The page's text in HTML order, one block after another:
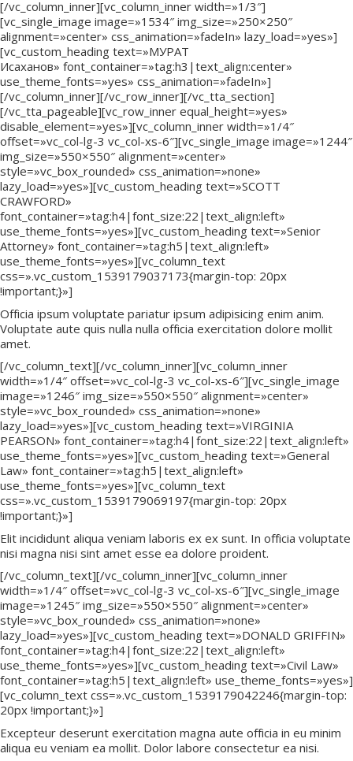
[/vc_column_inner][vc_column_inner width=»1/3″]
[vc_single_image image=»1534″ img_size=»250×250″
alignment=»center» css_animation=»fadeIn» lazy_load=»yes»]
[vc_custom_heading text=»МУРАТ
Исаханов» font_container=»tag:h3|text_align:center»
use_theme_fonts=»yes» css_animation=»fadeIn»]
[/vc_column_inner][/vc_row_inner][/vc_tta_section]
[/vc_tta_pageable][vc_row_inner equal_height=»yes»
disable_element=»yes»][vc_column_inner width=»1/4″
offset=»vc_col-lg-3 vc_col-xs-6″][vc_single_image image=»1244″
img_size=»550×550″ alignment=»center»
style=»vc_box_rounded» css_animation=»none»
lazy_load=»yes»][vc_custom_heading text=»SCOTT
CRAWFORD»
font_container=»tag:h4|font_size:22|text_align:left»
use_theme_fonts=»yes»][vc_custom_heading text=»Senior
Attorney» font_container=»tag:h5|text_align:left»
use_theme_fonts=»yes»][vc_column_text
css=».vc_custom_1539179037173{margin-top: 20px
!important;}»]
Officia ipsum voluptate pariatur ipsum adipisicing enim anim.
Voluptate aute quis nulla nulla officia exercitation dolore mollit
amet.
[/vc_column_text][/vc_column_inner][vc_column_inner
width=»1/4″ offset=»vc_col-lg-3 vc_col-xs-6″][vc_single_image
image=»1246″ img_size=»550×550″ alignment=»center»
style=»vc_box_rounded» css_animation=»none»
lazy_load=»yes»][vc_custom_heading text=»VIRGINIA
PEARSON» font_container=»tag:h4|font_size:22|text_align:left»
use_theme_fonts=»yes»][vc_custom_heading text=»General
Law» font_container=»tag:h5|text_align:left»
use_theme_fonts=»yes»][vc_column_text
css=».vc_custom_1539179069197{margin-top: 20px
!important;}»]
Elit incididunt aliqua veniam laboris ex ex sunt. In officia voluptate
nisi magna nisi sint amet esse ea dolore proident.
[/vc_column_text][/vc_column_inner][vc_column_inner
width=»1/4″ offset=»vc_col-lg-3 vc_col-xs-6″][vc_single_image
image=»1245″ img_size=»550×550″ alignment=»center»
style=»vc_box_rounded» css_animation=»none»
lazy_load=»yes»][vc_custom_heading text=»DONALD GRIFFIN»
font_container=»tag:h4|font_size:22|text_align:left»
use_theme_fonts=»yes»][vc_custom_heading text=»Civil Law»
font_container=»tag:h5|text_align:left» use_theme_fonts=»yes»]
[vc_column_text css=».vc_custom_1539179042246{margin-top:
20px !important;}»]
Excepteur deserunt exercitation magna aute officia in eu minim
aliqua eu veniam ea mollit. Dolor labore consectetur ea nisi.